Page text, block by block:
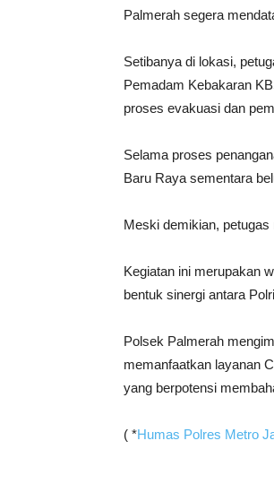
Palmerah segera
Setibanya di lokasi,
Pemadam Kebakaran
proses evakuasi dan
Selama proses
Baru Raya sementara
Meski demikian,
Kegiatan ini merupakan
bentuk sinergi antara
Polsek Palmerah
memanfaatkan layanan
yang berpotensi
( *Humas Polres Metro